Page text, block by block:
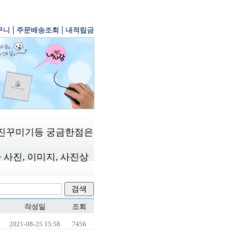
니 | 주문배송조회 | 내적립금
꾸미기등 궁금한점은
진, 이미지, 사진상
작성일
조회
2021-08-25 15:58 7456